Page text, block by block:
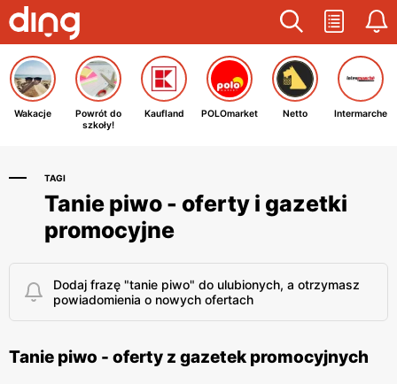
Wakacje
Powrót do
szkoły!
Kaufland POLOmarket Netto Intermarche
TAGI
Tanie piwo - oferty i gazetki
promocyjne
Dodaj frazę "tanie piwo" do ulubionych, a otrzymasz
powiadomienia o nowych ofertach
Tanie piwo - oferty z gazetek promocyjnych